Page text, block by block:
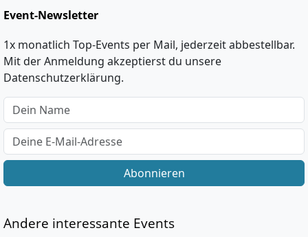
Event-Newsletter
1x monatlich Top-Events per Mail, jederzeit abbestellbar.
Mit der Anmeldung akzeptierst du unsere
Datenschutzerklärung.
Abonnieren
Andere interessante Events